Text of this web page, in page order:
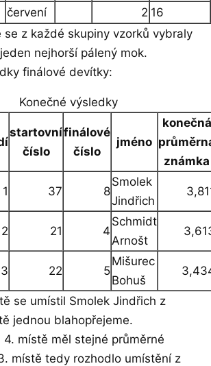
červení 2 16
se z každé skupiny vzorků vybraly
nejhorší pálený mok.
finálové devítky:
Konečné výsledky
startovní
číslo
finálové
číslo
jméno
konečná
známka
1 37 8
Smolek
Jindřich
2 21 4
Schmidt
Arnošt
3 22 5
Mišurec
Bohuš
se umístil Smolek Jindřich z
jednou blahopřejeme.
místě měl stejné průměrné
místě tedy rozhodlo umístění z